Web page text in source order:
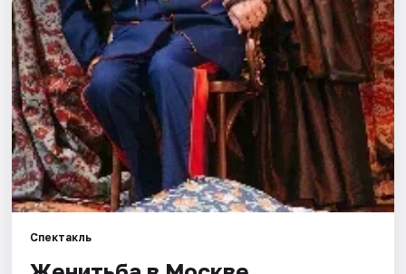
Артисты
Рейтинги
Спектакль